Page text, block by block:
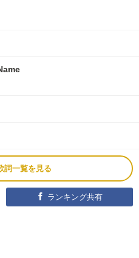
詞一覧を見る
ランキング共有